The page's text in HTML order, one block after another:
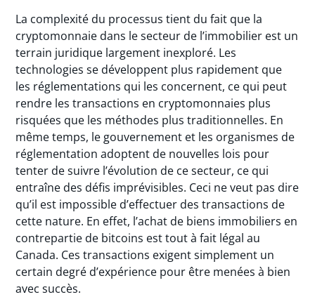
La complexité du processus tient du fait que la
cryptomonnaie dans le secteur de l’immobilier est un
terrain juridique largement inexploré. Les
technologies se développent plus rapidement que
les réglementations qui les concernent, ce qui peut
rendre les transactions en cryptomonnaies plus
risquées que les méthodes plus traditionnelles. En
même temps, le gouvernement et les organismes de
réglementation adoptent de nouvelles lois pour
tenter de suivre l’évolution de ce secteur, ce qui
entraîne des défis imprévisibles. Ceci ne veut pas dire
qu’il est impossible d’effectuer des transactions de
cette nature. En effet, l’achat de biens immobiliers en
contrepartie de bitcoins est tout à fait légal au
Canada. Ces transactions exigent simplement un
certain degré d’expérience pour être menées à bien
avec succès.